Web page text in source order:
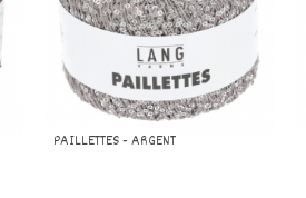
PAILLETTES - ARGENT